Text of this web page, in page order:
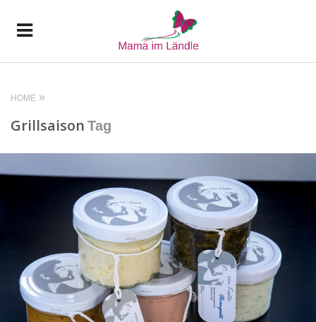
HOME
Grillsaison Tag
READ MORE